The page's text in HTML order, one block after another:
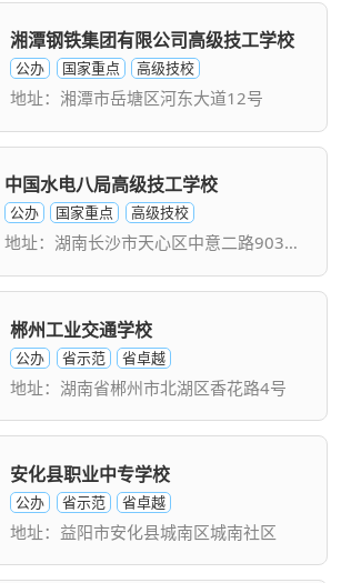
湘潭钢铁集团有限公司高级技工学校
公办 国家重点 高级技校
地址：湘潭市岳塘区河东大道12号
中国水电八局高级技工学校
公办 国家重点 高级技校
地址：湖南长沙市天心区中意二路903号南托水电八局基地
郴州工业交通学校
公办 省示范 省卓越
地址：湖南省郴州市北湖区香花路4号
安化县职业中专学校
公办 省示范 省卓越
地址：益阳市安化县城南区城南社区